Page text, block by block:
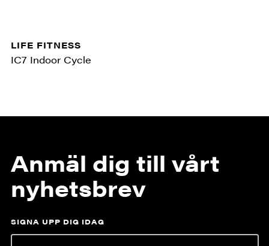
LIFE FITNESS
IC7 Indoor Cycle
Anmäl dig till vårt
nyhetsbrev
SIGNA UPP DIG IDAG